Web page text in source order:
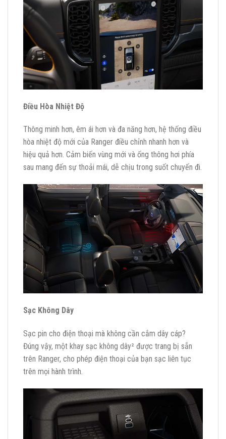
Điều Hòa Nhiệt Độ
Thông minh hơn, êm ái hơn và đa năng hơn, hệ thống điều
hòa nhiệt độ mới của Ranger điều chỉnh nhanh hơn và
hiệu quả hơn. Cảm biến vùng mới và ống thông hơi phía
sau mang đến sự thoải mái, dễ chịu trong suốt chuyến đi.
Sạc Không Dây
Sạc pin cho điện thoại mà không cần cắm dây cáp?
Đúng vậy, một khay sạc không dây² được trang bị sẵn
trên Ranger, cho phép điện thoại của bạn sạc liên tục
trên mọi hành trình.